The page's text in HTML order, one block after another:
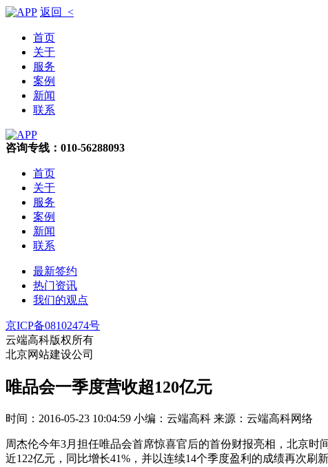
返回 <
首页
关于
服务
案例
新闻
联系
咨询专线：010-56288093
首页
关于
服务
案例
新闻
联系
最新签约
热门资讯
我们的观点
京ICP备08102474号
云端高科版权所有
北京网站建设公司
唯品会一季度营收超120亿元
时间：2016-05-23 10:04:59 小编：云端高科 来源：云端高科网络
周杰伦今年3月担任唯品会首席惊喜官后的首份财报亮相，北京时
近122亿元，同比增长41%，并以连续14个季度盈利的成绩再次刷